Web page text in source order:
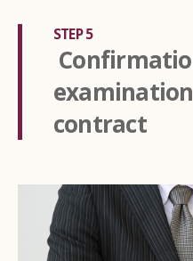
STEP 5
contract